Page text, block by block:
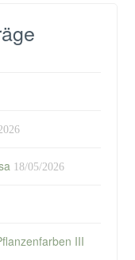
18/05/2026
III